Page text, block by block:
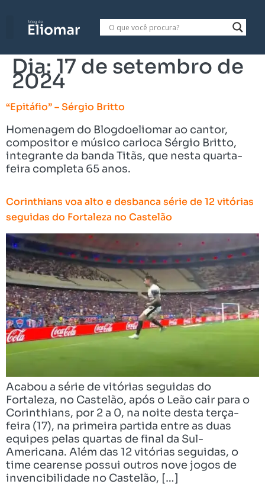
Dia: 17 de setembro de
2024
“Epitáfio” – Sérgio Britto
Homenagem do Blogdoeliomar ao cantor,
compositor e músico carioca Sérgio Britto,
integrante da banda Titãs, que nesta quarta-
feira completa 65 anos.
Corinthians voa alto e desbanca série de 12 vitórias
seguidas do Fortaleza no Castelão
Acabou a série de vitórias seguidas do
Fortaleza, no Castelão, após o Leão cair para o
Corinthians, por 2 a 0, na noite desta terça-
feira (17), na primeira partida entre as duas
equipes pelas quartas de final da Sul-
Americana. Além das 12 vitórias seguidas, o
time cearense possui outros nove jogos de
invencibilidade no Castelão, […]